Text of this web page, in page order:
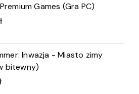
Premium Games (Gra PC)
Inwazja - Miasto zimy
bitewny)